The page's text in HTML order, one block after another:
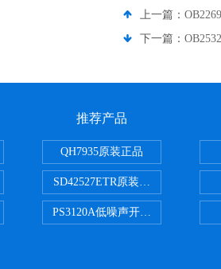
上一篇：
下一篇：
推荐产品
QH7935原装正品
SD42527ETR原装正品
PS3120A低噪声开关电容器原装正